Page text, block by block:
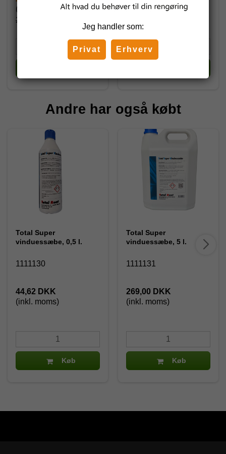
256,00 DKK
(inkl. moms)
(inkl. moms)
Andre har også købt
Total Super
vinduessæbe, 0,5 l.
1111130
44,62 DKK
(inkl. moms)
Køb
Total Super
vinduessæbe, 5 l.
1111131
269,00 DKK
(inkl. moms)
Køb
Jeg handler som:
Privat Erhverv